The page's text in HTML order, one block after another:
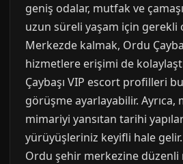
geniş odalar, mutfak ve
uzun süreli yaşam için gerekli
Merkezde kalmak, Ordu
hizmetlere erişimi de
Çaybaşı VIP escort profilleri
görüşme ayarlayabilir. Ayrıca,
mimariyi yansıtan tarihi
yürüyüşleriniz keyifli hale gelir.
Ordu şehir merkezine